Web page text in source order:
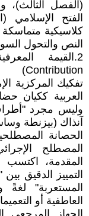
(الفصل الثالث)،
الفتح الإسلامي
كلاسيكية
النص والتحول
Contribution)
تفكيك المركزية
العربية ككيان
وليس مجرد
آنذاك (بيزنطة
الحصانة
المصطلح
المقدمة، اكتسب
التمييز الدقيق
المستعربة"
العاطفية أو